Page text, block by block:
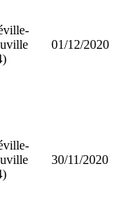
01/12/2020
30/11/2020